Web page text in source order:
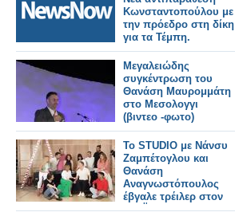
Κωνσταντοπούλου με
την πρόεδρο στη δίκη
για τα Τέμπη.
Μεγαλειώδης
συγκέντρωση του
Θανάση Μαυρομμάτη
στο Μεσολογγι
(βιντεο -φωτο)
Το STUDIO με Νάνσυ
Ζαμπέτογλου και
Θανάση
Αναγνωστόπουλος
έβγαλε τρέιλερ στον
ΣΚΑΪ